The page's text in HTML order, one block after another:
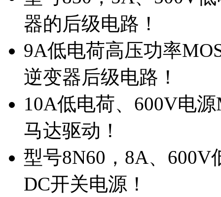
器的后级电路！
9A低电荷高压功率
逆变器后级电路！
10A低电荷、600V电
马达驱动！
型号8N60，8A、
DC开关电源！